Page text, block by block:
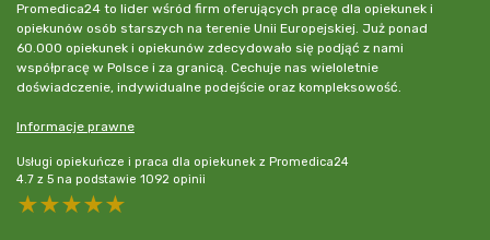
Promedica24 to lider wśród firm oferujących pracę dla opiekunek i
opiekunów osób starszych na terenie Unii Europejskiej. Już ponad
60.000 opiekunek i opiekunów zdecydowało się podjąć z nami
współpracę w Polsce i za granicą. Cechuje nas wieloletnie
doświadczenie, indywidualne podejście oraz kompleksowość.
Informacje prawne
Usługi opiekuńcze i praca dla opiekunek z Promedica24
4.7 z 5 na podstawie 1092 opinii
5 stars
4 stars
3 stars
2 stars